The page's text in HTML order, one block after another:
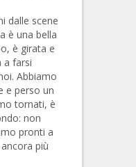
dalle scene
è una bella
è girata e
a farsi
Abbiamo
e perso un
tornati, è
non
pronti a
più